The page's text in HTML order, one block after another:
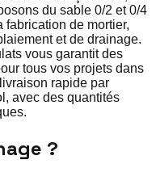
du sable 0/2 et 0/4
fabrication de mortier,
et de drainage.
vous garantit des
tous vos projets dans
rapide par
avec des quantités
?